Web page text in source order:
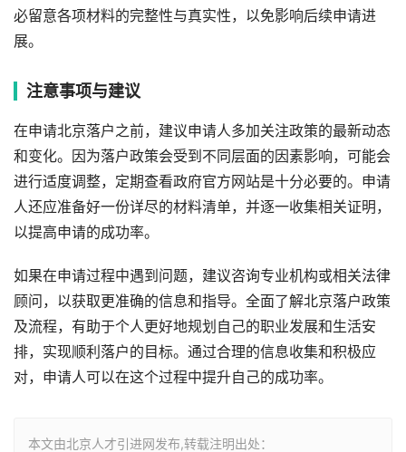
必留意各项材料的完整性与真实性，以免影响后续申请进
展。
注意事项与建议
在申请北京落户之前，建议申请人多加关注政策的最新动态
和变化。因为落户政策会受到不同层面的因素影响，可能会
进行适度调整，定期查看政府官方网站是十分必要的。申请
人还应准备好一份详尽的材料清单，并逐一收集相关证明，
以提高申请的成功率。
如果在申请过程中遇到问题，建议咨询专业机构或相关法律
顾问，以获取更准确的信息和指导。全面了解北京落户政策
及流程，有助于个人更好地规划自己的职业发展和生活安
排，实现顺利落户的目标。通过合理的信息收集和积极应
对，申请人可以在这个过程中提升自己的成功率。
本文由北京人才引进网发布,转载注明出处：